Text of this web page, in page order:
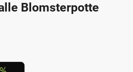
Blomsterpotte